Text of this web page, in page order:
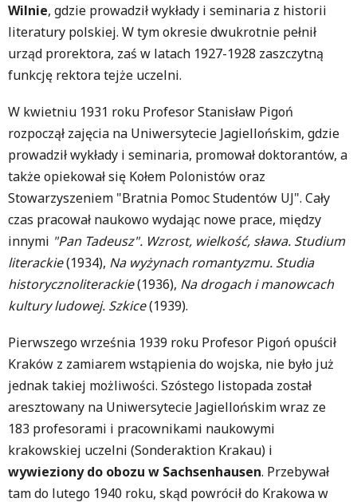
Wilnie, gdzie prowadził wykłady i seminaria z historii
literatury polskiej. W tym okresie dwukrotnie pełnił
urząd prorektora, zaś w latach 1927-1928 zaszczytną
funkcję rektora tejże uczelni.
W kwietniu 1931 roku Profesor Stanisław Pigoń
rozpoczął zajęcia na Uniwersytecie Jagiellońskim, gdzie
prowadził wykłady i seminaria, promował doktorantów, a
także opiekował się Kołem Polonistów oraz
Stowarzyszeniem "Bratnia Pomoc Studentów UJ". Cały
czas pracował naukowo wydając nowe prace, między
innymi "Pan Tadeusz". Wzrost, wielkość, sława. Studium
literackie(1934), Na wyżynach romantyzmu. Studia
historycznoliterackie(1936), Na drogach i manowcach
kultury ludowej. Szkice(1939).
Pierwszego września 1939 roku Profesor Pigoń opuścił
Kraków z zamiarem wstąpienia do wojska, nie było już
jednak takiej możliwości. Szóstego listopada został
aresztowany na Uniwersytecie Jagiellońskim wraz ze
183 profesorami i pracownikami naukowymi
krakowskiej uczelni (Sonderaktion Krakau) i
wywieziony do obozu w Sachsenhausen. Przebywał
tam do lutego 1940 roku, skąd powrócił do Krakowa w